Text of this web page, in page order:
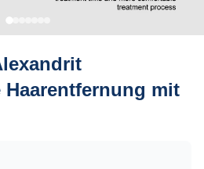
Haarentfernung mit